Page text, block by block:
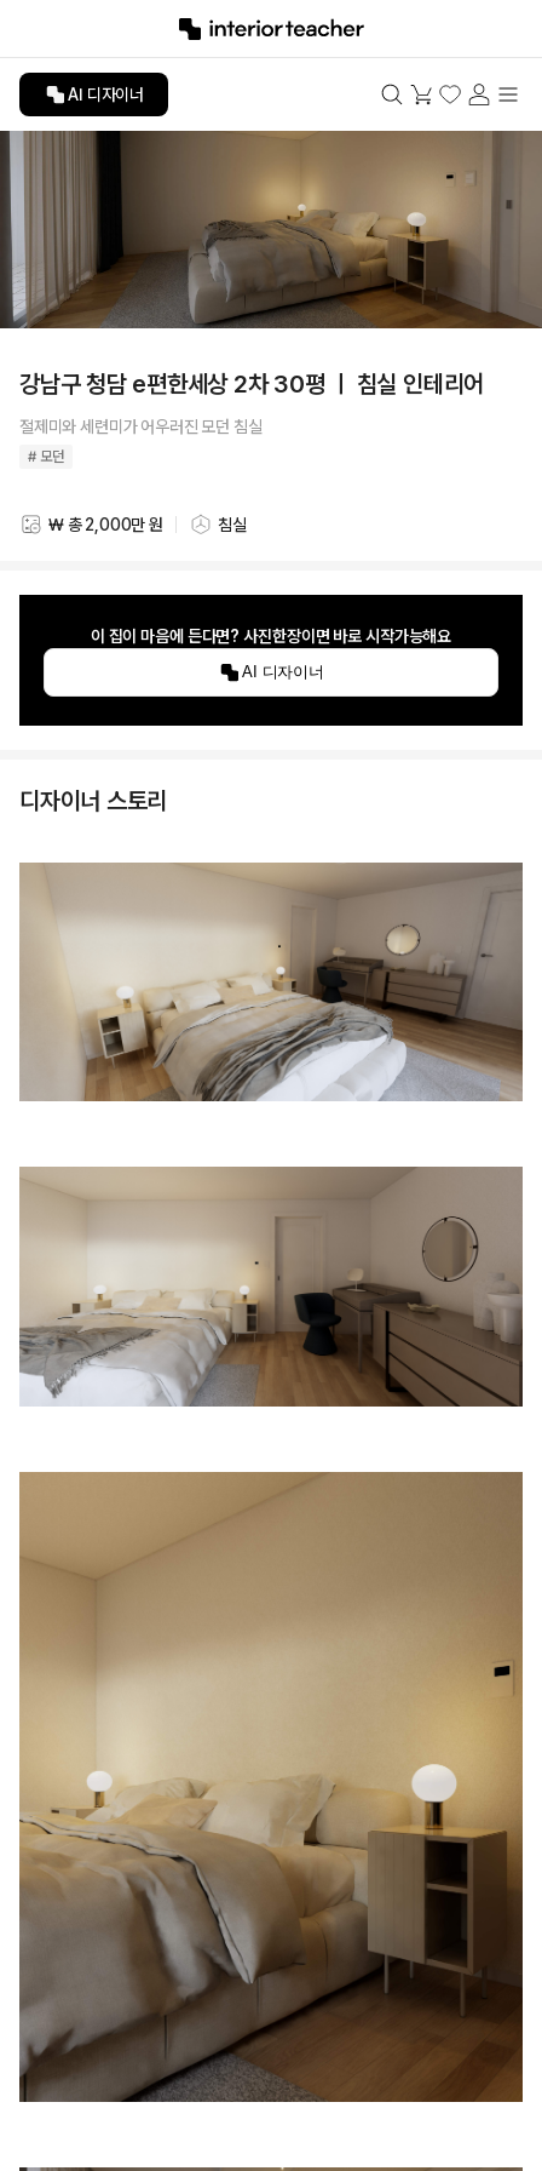
AI 디자이너
강남구 청담 e편한세상 2차 30평 ㅣ 침실 인테리어
절제미와 세련미가 어우러진 모던 침실
# 모던
스타일링 비용
₩ 총 2,000만 원 스타일링 공간
침실
이 집이 마음에 든다면? 사진한장이면 바로 시작가능해요
AI 디자이너
디자이너 스토리